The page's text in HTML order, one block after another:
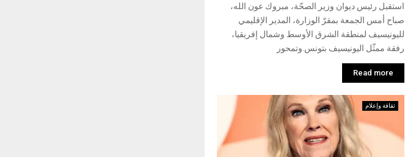
استقبل رئيس ديوان وزير الصحّة، مبروك عون الله،
صباح أمس الجمعة بمقرّ الوزارة، المدير الإقليمي
لليونيسيف لمنطقة الشرق الأوسط وشمال إفريقيا،
رفقة ممثّل اليونيسيف بتونس.وتمحور
Read more
ثقافة وإعلام